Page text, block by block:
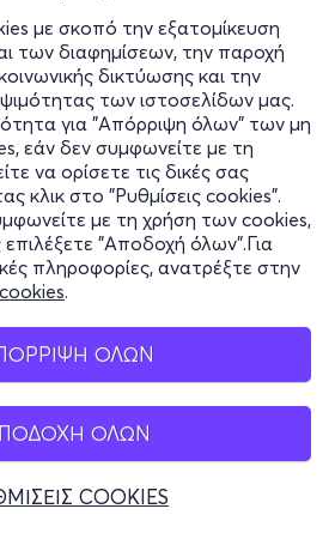
με σκοπό την εξατομίκευση
των διαφημίσεων, την παροχή
δικτύωσης και την
των ιστοσελίδων μας.
για "Απόρριψη όλων" των μη
εάν δεν συμφωνείτε με τη
να ορίσετε τις δικές σας
κλικ στο "Ρυθμίσεις cookies".
με τη χρήση των cookies,
"Αποδοχή όλων".Για
πληροφορίες, ανατρέξτε στην
.
ΟΛΩΝ
ΟΛΩΝ
COOKIES